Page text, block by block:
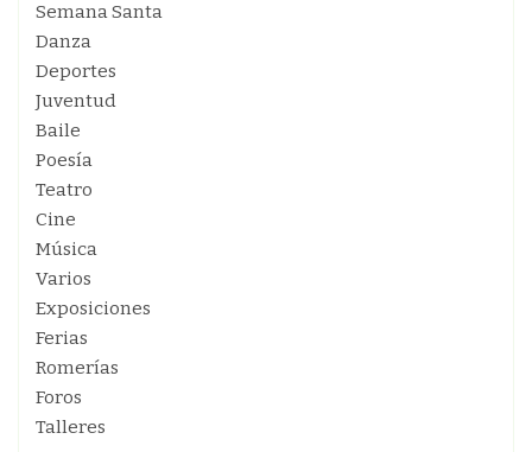
Semana Santa
Danza
Deportes
Juventud
Baile
Poesía
Teatro
Cine
Música
Varios
Exposiciones
Ferias
Romerías
Foros
Talleres